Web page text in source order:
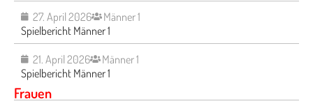
27. April 2026
Männer 1
Spielbericht Männer 1
21. April 2026
Männer 1
Spielbericht Männer 1
Frauen